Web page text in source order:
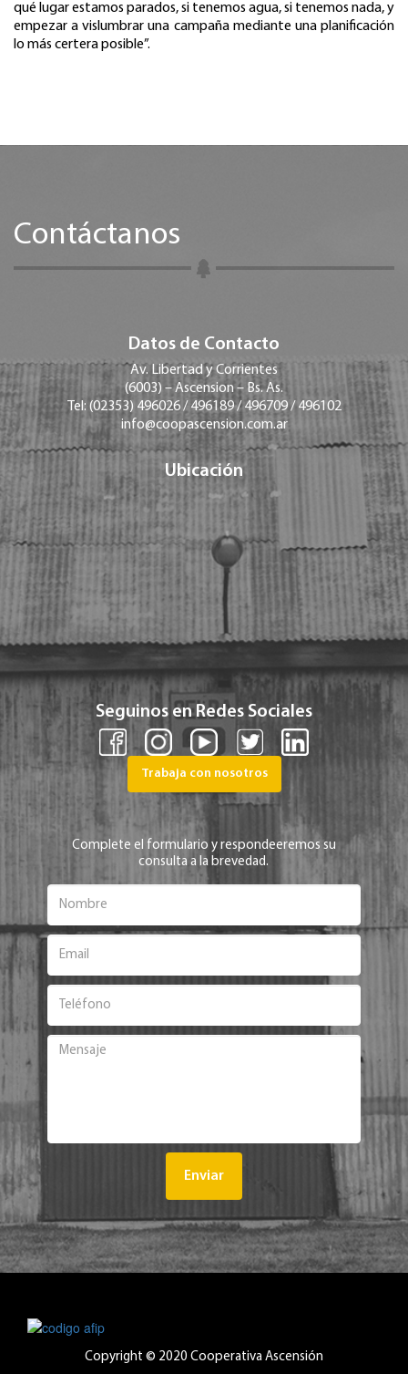
qué lugar estamos parados, si tenemos agua, si tenemos nada, y
empezar a vislumbrar una campaña mediante una planificación
lo más certera posible”.
Contáctanos
Datos de Contacto
Av. Libertad y Corrientes
(6003) – Ascension – Bs. As.
Tel: (02353) 496026 / 496189 / 496709 / 496102
info@coopascension.com.ar
Ubicación
Seguinos en Redes Sociales
Trabaja con nosotros
Complete el formulario y respondeeremos su
consulta a la brevedad.
Enviar
Copyright © 2020 Cooperativa Ascensión